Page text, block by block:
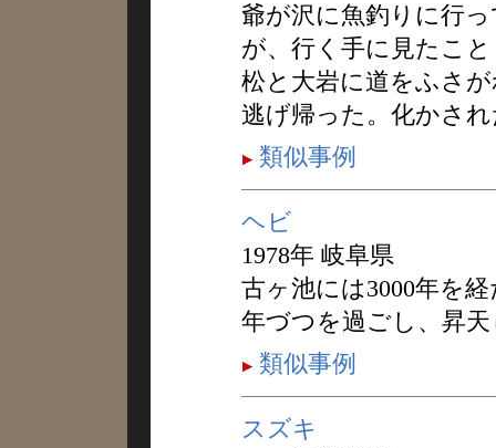
爺が沢に魚釣りに行
が、行く手に見たこ
松と大岩に道をふさ
逃げ帰った。化かさ
類似事例
ヘビ
1978年 岐阜県
古ヶ池には3000年を
年づつを過ごし、昇
類似事例
スズキ